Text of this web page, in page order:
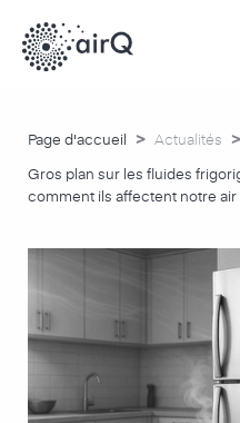
Page d'accueil > Actualités >
Gros plan sur les fluides
comment ils affectent notre